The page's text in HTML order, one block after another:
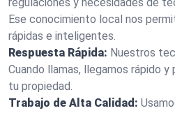
Ese conocimiento local nos
rápidas e inteligentes.
Respuesta Rápida: Nuestros
Cuando llamas, llegamos rápido
tu propiedad.
Trabajo de Alta Calidad: